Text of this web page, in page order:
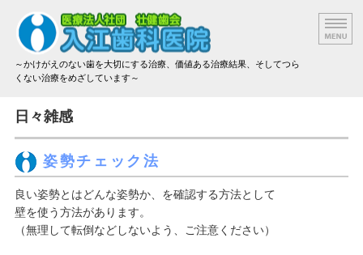
～かけがえのない歯を大切にする治療、価値ある治療結果、そしてつら
くない治療をめざしています～
院長挨拶
アクセス
日々雑感
姿勢チェック法
良い姿勢とはどんな姿勢か、を確認する方法として
壁を使う方法があります。
（無理して転倒などしないよう、ご注意ください）